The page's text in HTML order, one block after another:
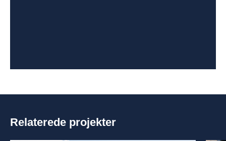
Relaterede projekter